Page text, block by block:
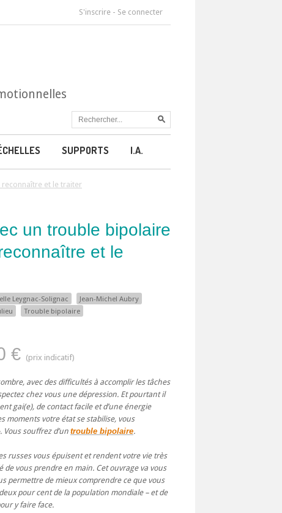
S'inscrire - Se connecter
SUPPORTS I.A.
et le traiter
un trouble bipolaire
et le
Leygnac-Solignac
Jean-Michel Aubry
Trouble bipolaire
€
avec des difficultés à accomplir les tâches
chez vous une dépression. Et pourtant il
gai(e), de contact facile et d’une énergie
moments votre état se stabilise, vous
Vous souffrez d’un trouble bipolaire.
russes vous épuisent et rendent votre vie très
de vous prendre en main. Cet ouvrage va vous
permettre de mieux comprendre ce que vous
pour cent de la population mondiale – et de
y faire face.